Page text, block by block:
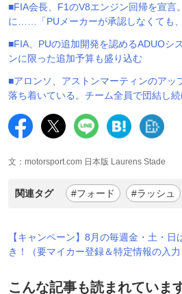
■FIA会長、F1のV8エンジン回帰を宣言
に……「PUメーカーが承認しなくても、
■FIA、PUの追加開発を認めるADUOシ
ンに限った追加予算も盛り込む
■アロンソ、アストンマーティンのアッ
落ち着いている。チーム全員で団結し続
文：motorsport.com 日本版 Laurens Stade
関連タグ #フォード #ラッシュ
【キャンペーン】8月の毎週金・土・日
き！（要マイカー登録＆特定情報の入力
こんな記事も読まれていま